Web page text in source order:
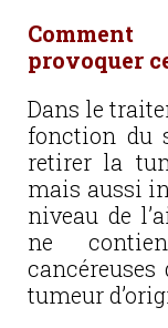
provoquer
Dans le
fonction du
retirer la
mais aussi
niveau de
ne
tumeur